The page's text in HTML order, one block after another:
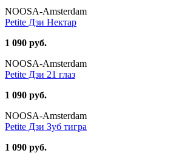
NOOSA-Amsterdam
Petite Дзи Нектар
1 090 руб.
NOOSA-Amsterdam
Petite Дзи 21 глаз
1 090 руб.
NOOSA-Amsterdam
Petite Дзи Зуб тигра
1 090 руб.